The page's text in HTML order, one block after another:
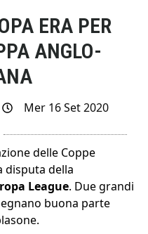
ERA PER
ANGLO-
Mer 16 Set 2020
delle Coppe
disputa della
League. Due grandi
buona parte